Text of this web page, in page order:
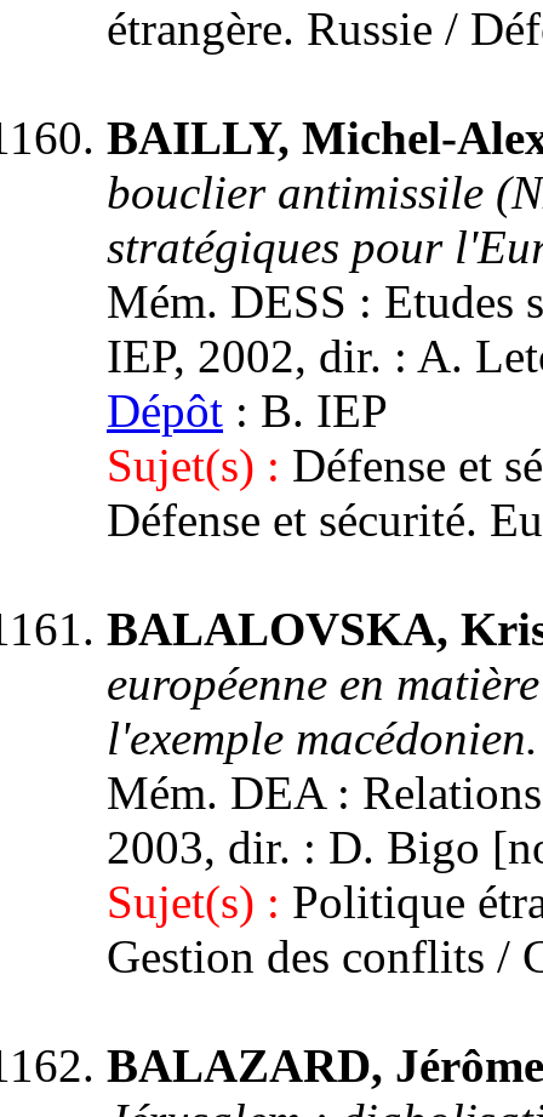
étrangère. Russie /
BAILLY, Michel-
bouclier antimissile
stratégiques pour
Mém. DESS : Etudes
IEP, 2002, dir. : A.
Dépôt : B. IEP
Sujet(s) : Défense et
Défense et sécurité.
BALALOVSKA,
européenne en
l'exemple
Mém. DEA :
2003, dir. : D. Bigo
Sujet(s) : Politique
Gestion des conflits /
BALAZARD,